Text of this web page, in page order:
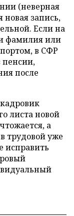
(неверная
новая запись,
Если на
фамилия или
в СФР
пенсии,
после
листа новой
а
трудовой уже
исправить